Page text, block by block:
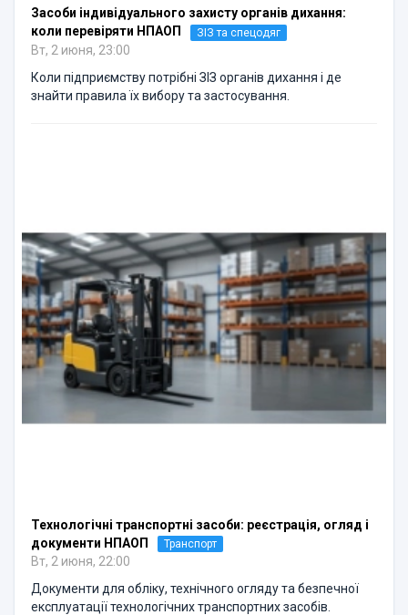
Засоби індивідуального захисту органів дихання:
коли перевіряти НПАОП
ЗІЗ та спецодяг
Вт, 2 июня, 23:00
Коли підприємству потрібні ЗІЗ органів дихання і де
знайти правила їх вибору та застосування.
Технологічні транспортні засоби: реєстрація, огляд і
документи НПАОП
Транспорт
Вт, 2 июня, 22:00
Документи для обліку, технічного огляду та безпечної
експлуатації технологічних транспортних засобів.